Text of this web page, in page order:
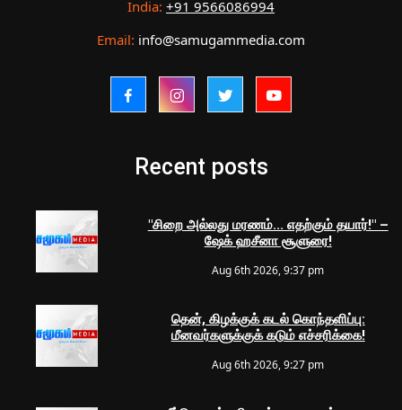
India: +91 9566086994
Email: info@samugammedia.com
Recent posts
"சிறை அல்லது மரணம்... எதற்கும் தயார்!" –
ஷேக் ஹசீனா சூளுரை!
Aug 6th 2026, 9:37 pm
தென், கிழக்குக் கடல் கொந்தளிப்பு:
மீனவர்களுக்குக் கடும் எச்சரிக்கை!
Aug 6th 2026, 9:27 pm